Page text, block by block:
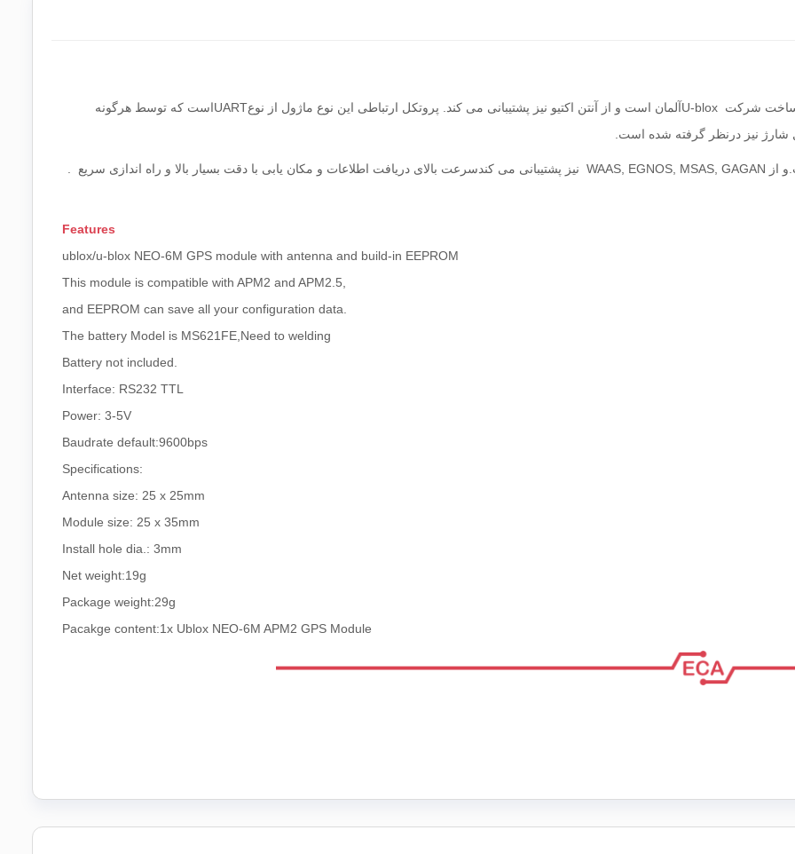
شرکت U-bloxآلمان است و از آنتن اکتیو نیز پشتیبانی می کند. پروتکل ارتباطی این نوع ماژول از نوعUARTاست که توسط هرگونه
شارژ نیز درنظر گرفته شده است
از WAAS, EGNOS, MSAS, GAGAN نیز پشتیبانی می کندسرعت بالای دریافت اطلاعات و مکان یابی با دقت بسیار بالا و راه اندازی سریع
Features
ublox/u-blox NEO-6M GPS module with antenna and build-in EEPROM
This module is compatible with APM2 and APM2.5,
and EEPROM can save all your configuration data.
The battery Model is MS621FE,Need to welding
Battery not included.
Interface: RS232 TTL
Power: 3-5V
Baudrate default:9600bps
Specifications:
Antenna size: 25 x 25mm
Module size: 25 x 35mm
Install hole dia.: 3mm
Net weight:19g
Package weight:29g
Pacakge content:1x Ublox NEO-6M APM2 GPS Module